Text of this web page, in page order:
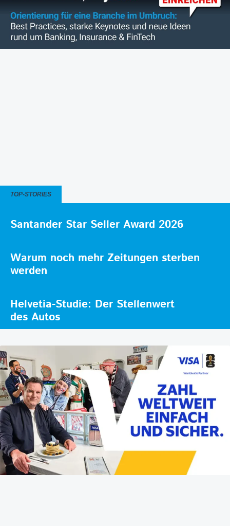
TOP-STORIES
Santander Star Seller Award 2026
Warum noch mehr Zeitungen sterben
werden
Helvetia-Studie: Der Stellenwert
des Autos